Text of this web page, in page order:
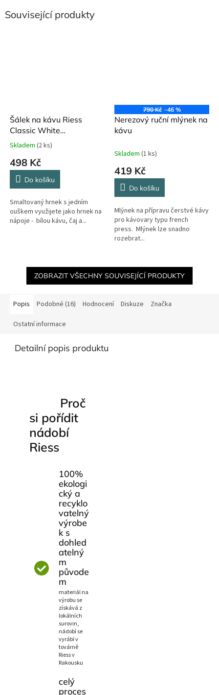
Související produkty
Šálek na kávu Riess
Classic White
smaltovaný ø 10 cm 400
Průměrné
hodnocení
produktu
5,0
5
hvězdiček.
Skladem (2 ks)
498 Kč
Do košíku
Smaltovaný hrnek s jedním
ouškem využijete jako hrnek na
nápoje - bílou kávu, čaj a...
790 Kč –46 %
Nerezový ruční mlýnek na
kávu
Skladem (1 ks)
419 Kč
Do košíku
Mlýnek na přípravu čerstvé kávy
pro kávovary typu french
press. Mlýnek lze snadno
rozebrat...
ZOBRAZIT VŠECHNY SOUVISEJÍCÍ PRODUKTY
Popis Podobné (16) Hodnocení Diskuze Značka
Ostatní informace
Detailní popis produktu
Proč
si pořídit
nádobí
Riess
100%
ekologi
cký a
recyklo
vatelný
výrobe
k s
dohled
atelný
m
původe
m
materiál na
výrobu se
získává z
lokálních
surovin,
nádobí se
vyrábí v
továrně
Riess v
Rakousku
celý
proces